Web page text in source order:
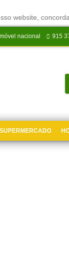
website,
nacional 915
SUPERMERCADO